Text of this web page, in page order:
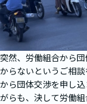
突然、労働組合から
からないというご相
から団体交渉を申し
がらも、決して労働